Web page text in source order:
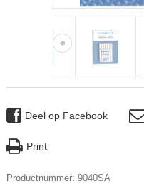
Deel op Facebook
Print
Productnummer: 9040SA